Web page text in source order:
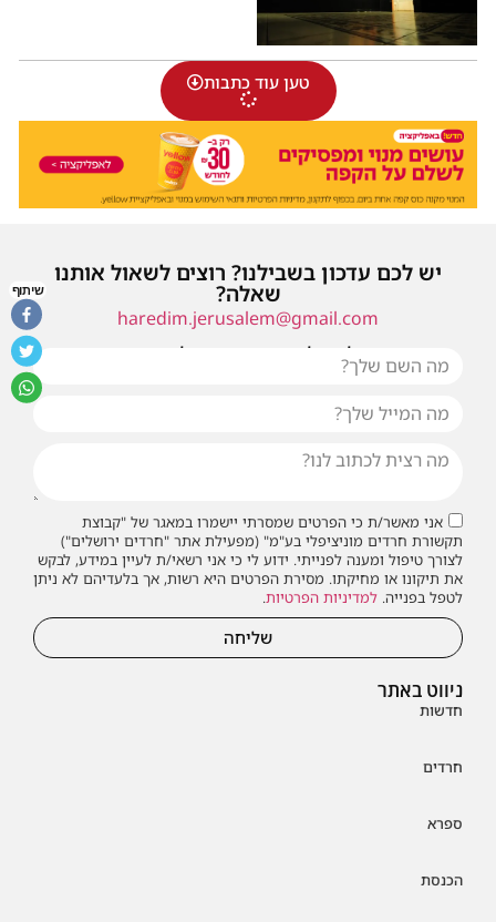
טען עוד כתבות
ניווט באתר
חדשות
חרדים
ספרא
הכנסת
יש לכם עדכון בשבילנו? רוצים לשאול אותנו
שאלה?
haredim.jerusalem@gmail.com
או שילחו אלינו פנייה ונחזור אליכם בהקדם
אני מאשר/ת כי הפרטים שמסרתי יישמרו במאגר של "קבוצת
תקשורת חרדים מוניציפלי בע"מ" (מפעילת אתר "חרדים ירושלים")
לצורך טיפול ומענה לפנייתי. ידוע לי כי אני רשאי/ת לעיין במידע, לבקש
את תיקונו או מחיקתו. מסירת הפרטים היא רשות, אך בלעדיהם לא ניתן
לטפל בפנייה. למדיניות הפרטיות.
שליחה
שיתוף